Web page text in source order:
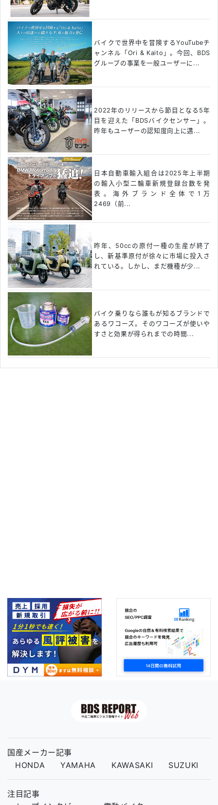
バイクで世界中を冒険するYouTubeチ
ャンネル「Ori & Kaito」。今回、BDS
グループの事業を一般ユーザーに...
2022年のリリースから節目となる5年
目を迎えた「BDSバイクセンサー」。
昨年もユーザーの認知度向上に邁...
日本自動車輸入組合は2025年上半期
の輸入小型二輪車新規登録台数を発
表。海外ブランド全体で1万
2469（前...
昨年、50ccの原付一種の生産が終了
し、新基準原付が徐々に市場に投入さ
れている。しかし、まだ機種が少...
バイク乗りなら誰もが知るブランドで
あるワコーズ。そのワコーズが使いや
すさと効果が得られまでの時間...
国産メーカー記事
HONDA
YAMAHA KAWASAKI SUZUKI
注目記事